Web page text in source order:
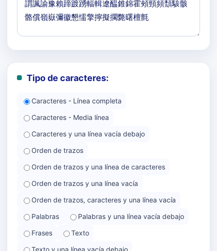
Tipo de caracteres:
Caracteres - Línea completa
Caracteres - Media línea
Caracteres y una línea vacía debajo
Orden de trazos
Orden de trazos y una línea de caracteres
Orden de trazos y una línea vacía
Orden de trazos, caracteres y una línea vacía
Palabras
Palabras y una línea vacía debajo
Frases
Texto
Texto y una línea vacía debajo